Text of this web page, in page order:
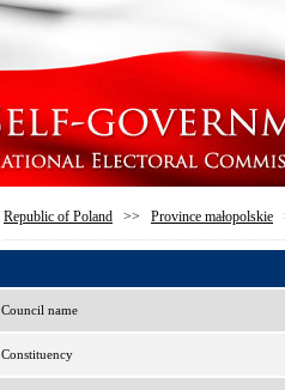
Republic of Poland >> Province małopolskie
Council name
Constituency